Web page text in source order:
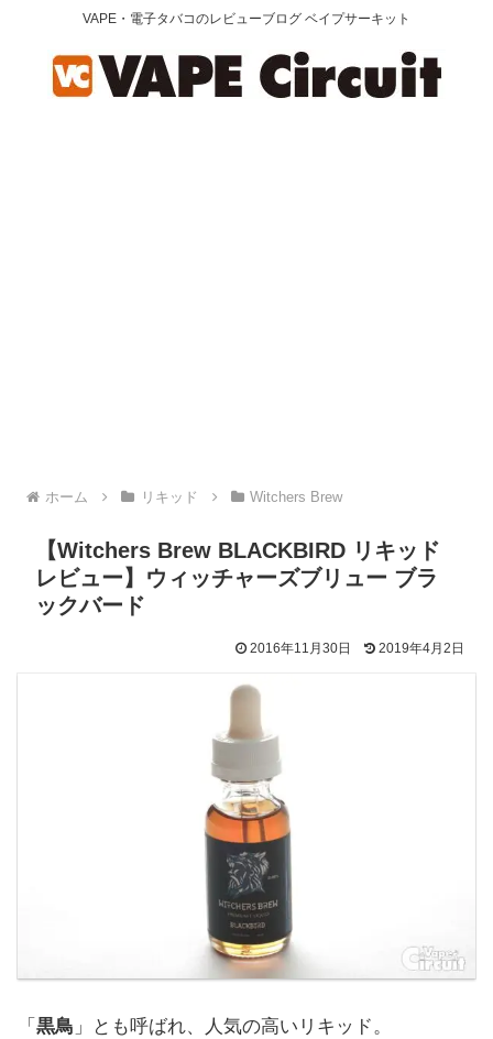
VAPE・電子タバコのレビューブログ ベイプサーキット
ホーム リキッド Witchers Brew
【Witchers Brew BLACKBIRD リキッド
レビュー】ウィッチャーズブリュー ブラ
ックバード
2016年11月30日 2019年4月2日
「 黒鳥 」とも呼ばれ、人気の高いリキッド。